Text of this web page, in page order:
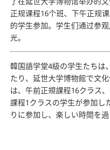
正规课程16个班、下午正规
的学生参加。学生们通过参
光。
韓国語学堂4級の学生たちは
たり、延世大学博物館で文
は、午前正規課程16クラス
課程1クラスの学生が参加し
りに参加し、楽しい時間を過